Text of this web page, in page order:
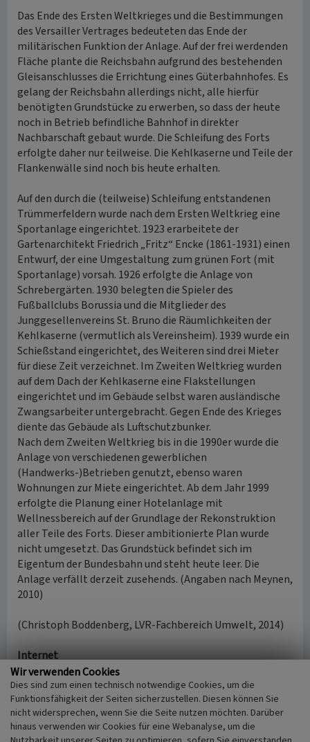
Das Ende des Ersten Weltkrieges und die Bestimmungen
des Versailler Vertrages bedeuteten das Ende der
militärischen Funktion der Anlage. Auf der frei werdenden
Fläche plante die Reichsbahn aufgrund des bestehenden
Gleisanschlusses die Errichtung eines Güterbahnhofes. Es
gelang der Reichsbahn allerdings nicht, alle hierfür
benötigten Grundstücke zu erwerben, so dass der heute
noch in Betrieb befindliche Bahnhof in direkter
Nachbarschaft gebaut wurde. Die Schleifung des Forts
erfolgte daher nur teilweise. Die Kehlkaserne und Teile der
Flankenwälle sind noch bis heute erhalten.
Auf den durch die (teilweise) Schleifung entstandenen
Trümmerfeldern wurde nach dem Ersten Weltkrieg eine
Sportanlage eingerichtet. 1923 erarbeitete der
Gartenarchitekt Friedrich „Fritz“ Encke (1861-1931) einen
Entwurf, der eine Umgestaltung zum grünen Fort (mit
Sportanlage) vorsah. 1926 erfolgte die Anlage von
Schrebergärten. 1930 belegten die Spieler des
Fußballclubs Borussia und die Mitglieder des
Junggesellenvereins St. Bruno die Räumlichkeiten der
Kehlkaserne (vermutlich als Vereinsheim). 1939 wurde ein
Schießstand eingerichtet, des Weiteren sind drei Mieter
für diese Zeit verzeichnet. Im Zweiten Weltkrieg wurden
auf dem Dach der Kehlkaserne eine Flakstellungen
eingerichtet und im Gebäude selbst waren ausländische
Zwangsarbeiter untergebracht. Gegen Ende des Krieges
diente das Gebäude als Luftschutzbunker.
Nach dem Zweiten Weltkrieg bis in die 1990er wurde die
Anlage von verschiedenen gewerblichen
(Handwerks-)Betrieben genutzt, ebenso waren
Wohnungen zur Miete eingerichtet. Ab dem Jahr 1999
erfolgte die Planung einer Hotelanlage mit
Wellnessbereich auf der Grundlage der Rekonstruktion
aller Teile des Forts. Dieser ambitionierte Plan wurde
nicht umgesetzt. Das Grundstück befindet sich im
Eigentum der Bundesbahn und steht heute leer. Die
Anlage verfällt derzeit zusehends. (Angaben nach Meynen,
2010)
(Christoph Boddenberg, LVR-Fachbereich Umwelt, 2014)
Internet
koelner-festungsbauten.de
(Abgerufen am 15.07.2014)
Literatur
Wir verwenden Cookies
Dies sind zum einen technisch notwendige Cookies, um die
Funktionsfähigkeit der Seiten sicherzustellen. Diesen können Sie
nicht widersprechen, wenn Sie die Seite nutzen möchten. Darüber
hinaus verwenden wir Cookies für eine Webanalyse, um die